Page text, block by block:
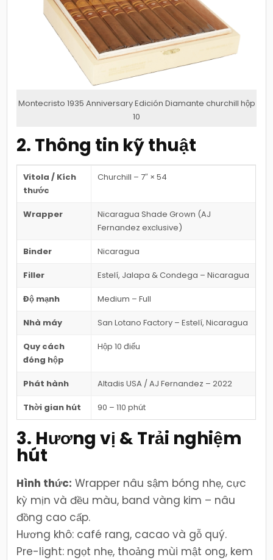
Montecristo 1935 Anniversary Edición Diamante churchill hộp
10
2. Thông tin kỹ thuật
Vitola / Kích
thước
Churchill – 7″ × 54
Wrapper
Nicaragua Shade Grown (AJ
Fernandez exclusive)
Binder Nicaragua
Filler Estelí, Jalapa & Condega – Nicaragua
Độ mạnh Medium – Full
Nhà máy San Lotano Factory – Estelí, Nicaragua
Quy cách
đóng hộp
Hộp 10 điếu
Phát hành Altadis USA / AJ Fernandez – 2022
Thời gian hút 90 – 110 phút
3. Hương vị & Trải nghiệm
hút
Hình thức: Wrapper nâu sậm bóng nhẹ, cực
kỳ mịn và đều màu, band vàng kim – nâu
đồng cao cấp.
Hương khô: café rang, cacao và gỗ quý.
Pre-light: ngọt nhẹ, thoảng mùi mật ong, kem